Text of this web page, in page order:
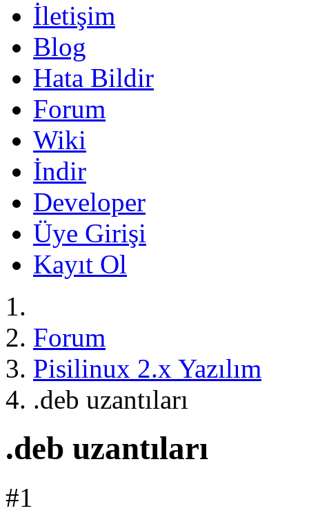
İletişim
Blog
Hata Bildir
Forum
Wiki
İndir
Developer
Üye Girişi
Kayıt Ol
Forum
Pisilinux 2.x Yazılım
.deb uzantıları
.deb uzantıları
#1